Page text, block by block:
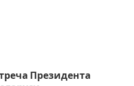
Президента